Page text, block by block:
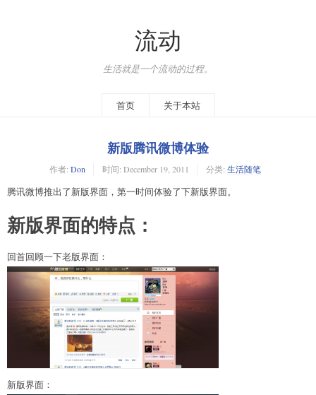
流动
生活就是一个流动的过程。
首页 关于本站
新版腾讯微博体验
作者: Don 时间: December 19, 2011 分类: 生活随笔
腾讯微博推出了新版界面，第一时间体验了下新版界面。
新版界面的特点：
回首回顾一下老版界面：
新版界面：